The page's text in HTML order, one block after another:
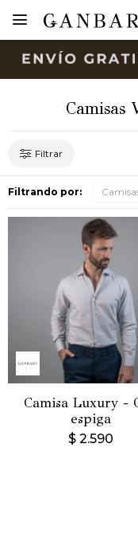

Camisas
Filtrando por:
Camisa Luxury -
espiga
$ 2.590